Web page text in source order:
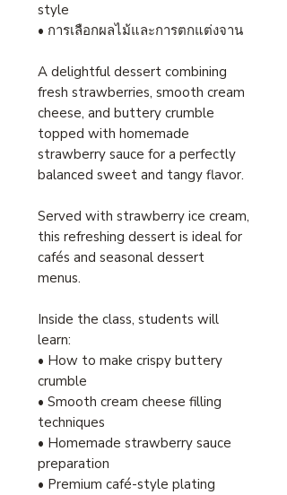
style
• การเลือกผลไม้และการตกแต่งจาน
A delightful dessert combining
fresh strawberries, smooth cream
cheese, and buttery crumble
topped with homemade
strawberry sauce for a perfectly
balanced sweet and tangy flavor.
Served with strawberry ice cream,
this refreshing dessert is ideal for
cafés and seasonal dessert
menus.
Inside the class, students will
learn:
• How to make crispy buttery
crumble
• Smooth cream cheese filling
techniques
• Homemade strawberry sauce
preparation
• Premium café-style plating